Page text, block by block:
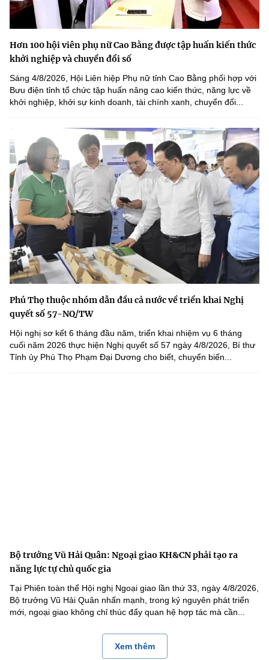
Hơn 100 hội viên phụ nữ Cao Bằng được tập huấn kiến thức
khởi nghiệp và chuyển đổi số
Sáng 4/8/2026, Hội Liên hiệp Phụ nữ tỉnh Cao Bằng phối hợp với
Bưu điện tỉnh tổ chức tập huấn nâng cao kiến thức, năng lực về
khởi nghiệp, khởi sự kinh doanh, tài chính xanh, chuyển đổi...
Phú Thọ thuộc nhóm dẫn đầu cả nước về triển khai Nghị
quyết số 57-NQ/TW
Hội nghị sơ kết 6 tháng đầu năm, triển khai nhiệm vụ 6 tháng
cuối năm 2026 thực hiện Nghị quyết số 57 ngày 4/8/2026, Bí thư
Tỉnh ủy Phú Thọ Phạm Đại Dương cho biết, chuyển biến...
Bộ trưởng Vũ Hải Quân: Ngoại giao KH&CN phải tạo ra
năng lực tự chủ quốc gia
Tại Phiên toàn thể Hội nghị Ngoại giao lần thứ 33, ngày 4/8/2026,
Bộ trưởng Vũ Hải Quân nhấn mạnh, trong kỷ nguyên phát triển
mới, ngoại giao không chỉ thúc đẩy quan hệ hợp tác mà cần...
Xem thêm